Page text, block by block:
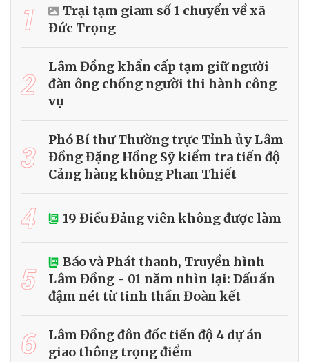
1
Trại tạm giam số 1 chuyển về xã
Đức Trọng
2
Lâm Đồng khẩn cấp tạm giữ người
đàn ông chống người thi hành công
vụ
3
Phó Bí thư Thường trực Tỉnh ủy Lâm
Đồng Đặng Hồng Sỹ kiểm tra tiến độ
Cảng hàng không Phan Thiết
4 19 Điều Đảng viên không được làm
5
Báo và Phát thanh, Truyền hình
Lâm Đồng - 01 năm nhìn lại: Dấu ấn
đậm nét từ tinh thần Đoàn kết
6
Lâm Đồng đôn đốc tiến độ 4 dự án
giao thông trọng điểm